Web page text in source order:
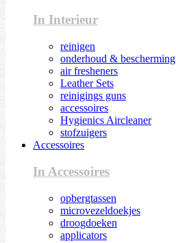
In Interieur
reinigen
onderhoud & bescherming
air fresheners
Leather Sets
reinigings guns
accessoires
Hygienics Aircleaner
stofzuigers
Accessoires
In Accessoires
opbergtassen
microvezeldoekjes
droogdoeken
applicators